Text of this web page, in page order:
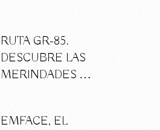
RUTA GR-85.
DESCUBRE LAS
MERINDADES …
EMFACE, EL